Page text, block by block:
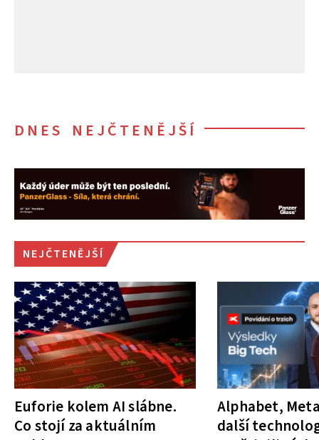
DNES NEJČTENĚJŠÍ
NEJČTENĚJŠÍ
Euforie kolem AI slábne.
Co stojí za aktuálním
Alphabet,
další